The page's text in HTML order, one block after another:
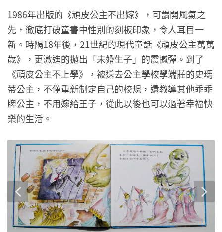
1986年出版的《頑皮公主不出嫁》，可謂開風氣之
先，徹底打破童書中性別的刻板印象，令人耳目一
新。時隔18年後，21世紀的現代童話《頑皮公主萬萬
歲》，更激進的拋出「未婚生子」的震撼彈。到了
《頑皮公主不上學》，被送去公主學校學端莊的史瑪
蒂公主，不僅重新制定自己的校規，還教導其他乖乖
牌公主，不用嫁給王子，從此以後也可以過著幸福快
樂的生活。